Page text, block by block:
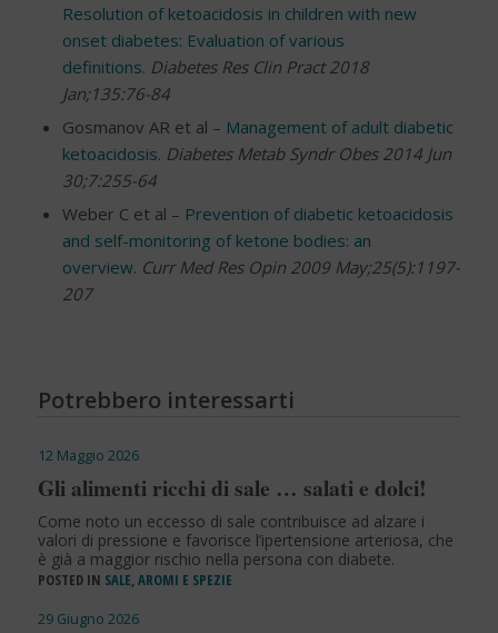
Resolution of ketoacidosis in children with new
onset diabetes: Evaluation of various
definitions. Diabetes Res Clin Pract 2018
Jan;135:76-84
Gosmanov AR et al – Management of adult diabetic
ketoacidosis. Diabetes Metab Syndr Obes 2014 Jun
30;7:255-64
Weber C et al – Prevention of diabetic ketoacidosis
and self-monitoring of ketone bodies: an
overview. Curr Med Res Opin 2009 May;25(5):1197-
207
Potrebbero interessarti
12 Maggio 2026
Gli alimenti ricchi di sale … salati e dolci!
Come noto un eccesso di sale contribuisce ad alzare i
valori di pressione e favorisce l’ipertensione arteriosa, che
è già a maggior rischio nella persona con diabete.
POSTED IN SALE, AROMI E SPEZIE
29 Giugno 2026